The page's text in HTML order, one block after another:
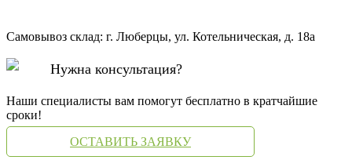
Самовывоз склад: г. Люберцы, ул. Котельническая, д. 18а
Нужна консультация?
Наши специалисты вам помогут бесплатно в кратчайшие
сроки!
ОСТАВИТЬ ЗАЯВКУ